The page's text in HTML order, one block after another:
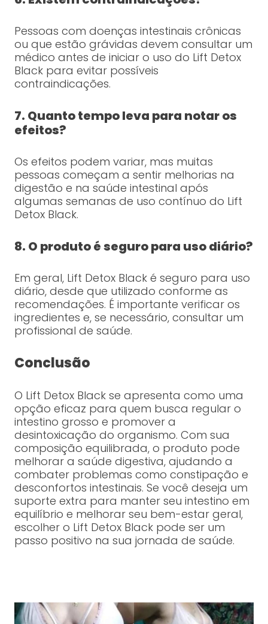
Pessoas com doenças intestinais crônicas
ou que estão grávidas devem consultar um
médico antes de iniciar o uso do Lift Detox
Black para evitar possíveis
contraindicações.
7. Quanto tempo leva para notar os
efeitos?
Os efeitos podem variar, mas muitas
pessoas começam a sentir melhorias na
digestão e na saúde intestinal após
algumas semanas de uso contínuo do Lift
Detox Black.
8. O produto é seguro para uso diário?
Em geral, Lift Detox Black é seguro para uso
diário, desde que utilizado conforme as
recomendações. É importante verificar os
ingredientes e, se necessário, consultar um
profissional de saúde.
Conclusão
O Lift Detox Black se apresenta como uma
opção eficaz para quem busca regular o
intestino grosso e promover a
desintoxicação do organismo. Com sua
composição equilibrada, o produto pode
melhorar a saúde digestiva, ajudando a
combater problemas como constipação e
desconfortos intestinais. Se você deseja um
suporte extra para manter seu intestino em
equilíbrio e melhorar seu bem-estar geral,
escolher o Lift Detox Black pode ser um
passo positivo na sua jornada de saúde.